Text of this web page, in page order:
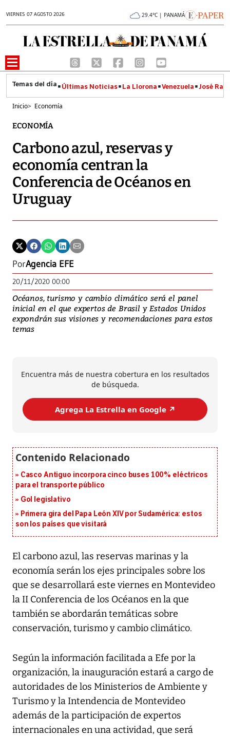
VIERNES 07 AGOSTO 2026 29.4°C | PANAMÁ
Últimas Noticias La Llorona Venezuela José
Inicio> Economía
ECONOMÍA
Carbono azul, reservas y
economía centran la
Conferencia de Océanos en
Uruguay
PorAgencia EFE
20/11/2020 00:00
Océanos, turismo y cambio climático será el panel
inicial en el que expertos de Brasil y Estados Unidos
expondrán sus visiones y recomendaciones para estos
temas
Encuentra más de nuestra cobertura en los resultados
de búsqueda.
Agrega La Estrella en Google ↗️
Casco Antiguo incorpora cinco buses 100% eléctricos
para el transporte público
Gol legislativo
Primera gira del Papa León XIV por Sudamérica: estos
son los países que visitará
El carbono azul, las reservas marinas y la
economía serán los ejes principales sobre los
que se desarrollará este viernes en Montevideo
la II Conferencia de los Océanos en la que
también se abordarán temáticas sobre
conservación, turismo y cambio climático.
Según la información facilitada a Efe por la
organización, la inauguración estará a cargo de
autoridades de los Ministerios de Ambiente y
Turismo y la Intendencia de Montevideo
además de la participación de expertos
internacionales en una actividad, que será